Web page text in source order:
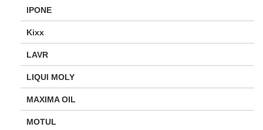
IPONE
Kixx
LAVR
LIQUI MOLY
MAXIMA OIL
MOTUL